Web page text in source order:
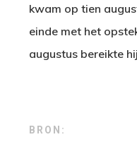
kwam op tien
einde met het
augustus bereikte
BRON: